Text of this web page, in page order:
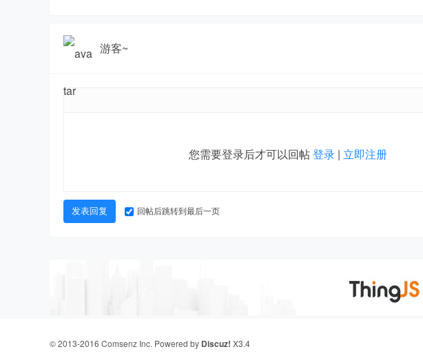
游客~
您需要登录后才可以回帖登录 | 立即注册
发表回复 回帖后跳转到最后一页
© 2013-2016 Comsenz Inc. Powered by Discuz! X3.4